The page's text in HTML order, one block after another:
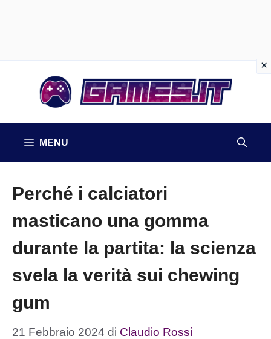
MENU
Perché i calciatori
masticano una gomma
durante la partita: la scienza
svela la verità sui chewing
gum
21 Febbraio 2024 di Claudio Rossi